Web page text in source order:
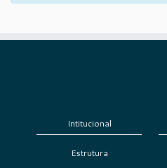
Intitucional
Estrutura